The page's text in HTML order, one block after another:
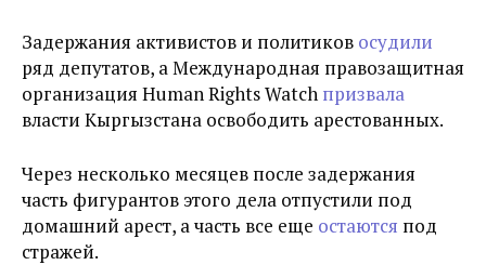
Задержания активистов и политиков осудили
ряд депутатов, а Международная правозащитная
организация Human Rights Watch призвала
власти Кыргызстана освободить арестованных.
Через несколько месяцев после задержания
часть фигурантов этого дела отпустили под
домашний арест, а часть все еще остаются под
стражей.